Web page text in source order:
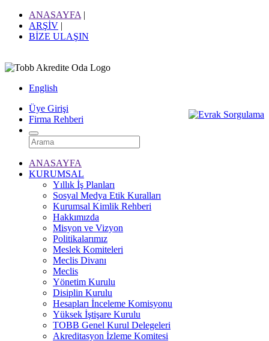
ANASAYFA |
ARŞİV |
BİZE ULAŞIN
English
Üye Girişi
Firma Rehberi
ANASAYFA
KURUMSAL
Yıllık İş Planları
Sosyal Medya Etik Kuralları
Kurumsal Kimlik Rehberi
Hakkımızda
Misyon ve Vizyon
Politikalarımız
Meslek Komiteleri
Meclis Divanı
Meclis
Yönetim Kurulu
Disiplin Kurulu
Hesapları İnceleme Komisyonu
Yüksek İştişare Kurulu
TOBB Genel Kurul Delegeleri
Akreditasyon İzleme Komitesi